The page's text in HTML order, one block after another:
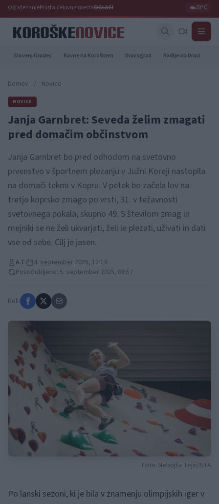
OglaševanjeProsta delovna mestaOGLASI ☁️23°C
Slovenj Gradec Ravne na Koroškem Dravograd Radlje ob Dravi
Domov / Novice
NOVICE
Janja Garnbret: Seveda želim zmagati
pred domačim občinstvom
Janja Garnbret bo pred odhodom na svetovno
prvenstvo v športnem plezanju v Južni Koreji nastopila
na domači tekmi v Kopru. V petek bo začela lov na
tretjo koprsko zmago po vrsti, 31. v težavnosti
svetovnega pokala, skupno 49. S številom zmag in
mejniki se ne želi ukvarjati, želi le plezati, uživati in dati
vse od sebe. Cilj je jasen.
A.T.
4. september 2025, 12:14
Posodobljeno: 5. september 2025, 08:57
Deli:
Foto: Nebojša Tejić/STA
Po lanski sezoni, ki je bila v znamenju olimpijskih iger v